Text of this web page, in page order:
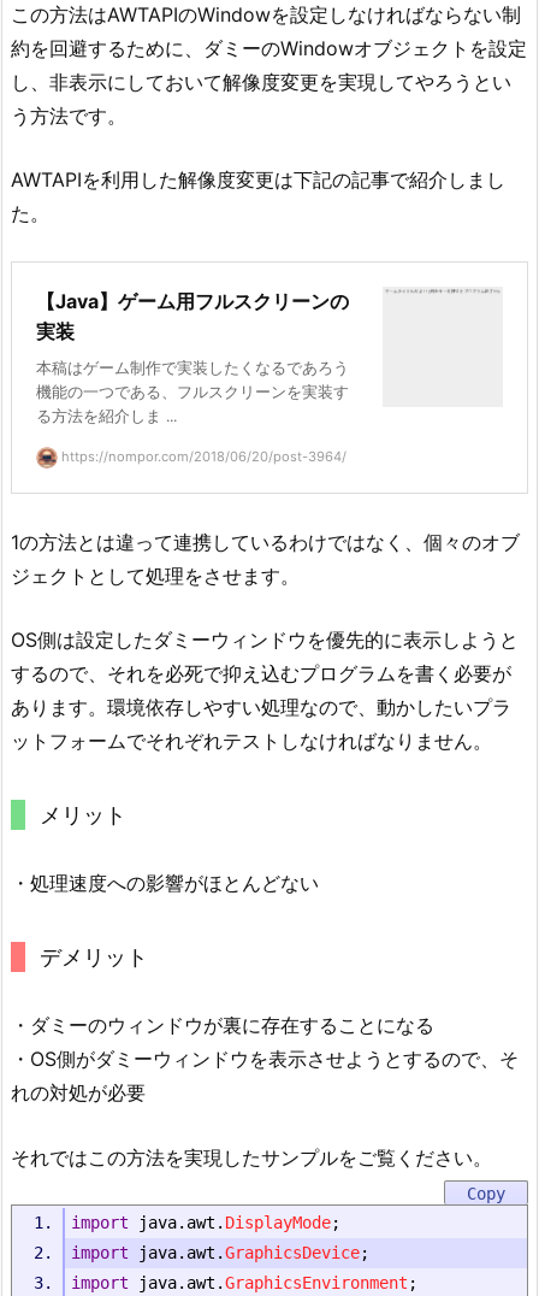
この方法はAWTAPIのWindowを設定しなければならない制
約を回避するために、ダミーのWindowオブジェクトを設定
し、非表示にしておいて解像度変更を実現してやろうとい
う方法です。
AWTAPIを利用した解像度変更は下記の記事で紹介しまし
た。
【Java】ゲーム用フルスクリーンの
実装
本稿はゲーム制作で実装したくなるであろう
機能の一つである、フルスクリーンを実装す
る方法を紹介しま ...
https://nompor.com/2018/06/20/post-3964/
1の方法とは違って連携しているわけではなく、個々のオブ
ジェクトとして処理をさせます。
OS側は設定したダミーウィンドウを優先的に表示しようと
するので、それを必死で抑え込むプログラムを書く必要が
あります。環境依存しやすい処理なので、動かしたいプラ
ットフォームでそれぞれテストしなければなりません。
メリット
・処理速度への影響がほとんどない
デメリット
・ダミーのウィンドウが裏に存在することになる
・OS側がダミーウィンドウを表示させようとするので、そ
れの対処が必要
それではこの方法を実現したサンプルをご覧ください。
import java. awt . DisplayMode;
import java. awt .GraphicsDevice;
import java. awt .GraphicsEnvironment ;